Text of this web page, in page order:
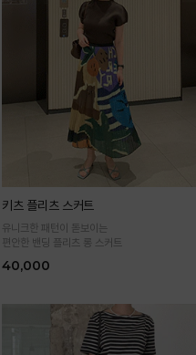
키츠 플리츠 스커트
유니크한 패턴이 돋보이는
편안한 밴딩 플리츠 롱 스커트
40,000